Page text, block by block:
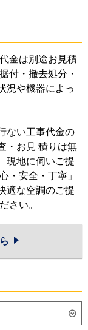
金は別途お見積
付・撤去処分・
況や機器によっ
ない工事代金の
・お見 積りは無
現地に伺いご提
・安全・丁寧」
適な空調のご提
さい。